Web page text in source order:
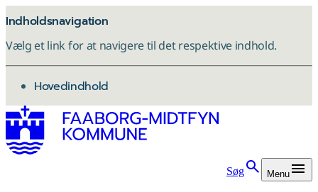
Indholdsnavigation
Vælg et link for at navigere til det respektive indhold.
gå til
Hovedindhold
Søg Menu